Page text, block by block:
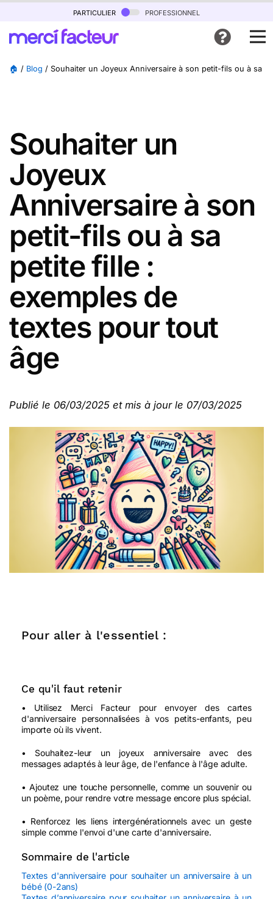
particulier professionnel
🏠 / Blog / Souhaiter un Joyeux Anniversaire à son petit-fils ou à sa
Souhaiter un
Joyeux
Anniversaire à son
petit-fils ou à sa
petite fille :
exemples de
textes pour tout
âge
Publié le 06/03/2025 et mis à jour le 07/03/2025
Pour aller à l'essentiel :
Ce qu'il faut retenir
• Utilisez Merci Facteur pour envoyer des cartes
d'anniversaire personnalisées à vos petits-enfants, peu
importe où ils vivent.
• Souhaitez-leur un joyeux anniversaire avec des
messages adaptés à leur âge, de l'enfance à l'âge adulte.
• Ajoutez une touche personnelle, comme un souvenir ou
un poème, pour rendre votre message encore plus spécial.
• Renforcez les liens intergénérationnels avec un geste
simple comme l'envoi d'une carte d'anniversaire.
Sommaire de l'article
Textes d'anniversaire pour souhaiter un anniversaire à un
bébé (0-2ans)